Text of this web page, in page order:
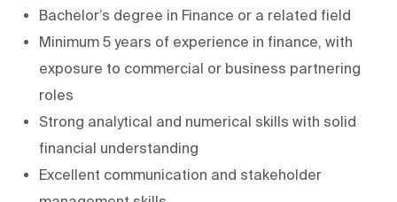
Bachelor’s degree in Finance or a related field
Minimum 5 years of experience in finance, with
exposure to commercial or business partnering
roles
Strong analytical and numerical skills with solid
financial understanding
Excellent communication and stakeholder